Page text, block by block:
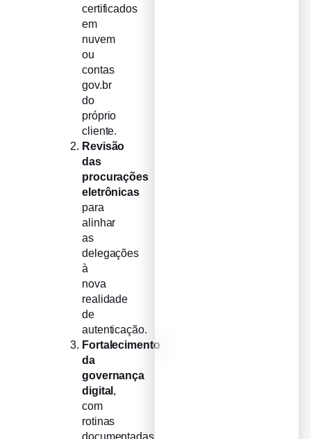
certificados
em
nuvem
ou
contas
gov.br
do
próprio
cliente.
Revisão
das
procurações
eletrônicas
para
alinhar
as
delegações
à
nova
realidade
de
autenticação.
Fortalecimento
da
governança
digital ,
com
rotinas
documentadas